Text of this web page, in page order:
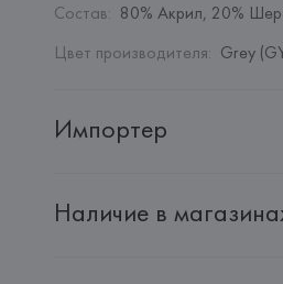
Состав: 80% Акрил, 20%
Цвет производителя: Grey
Импортер
Адрес: Республика
Наличие в